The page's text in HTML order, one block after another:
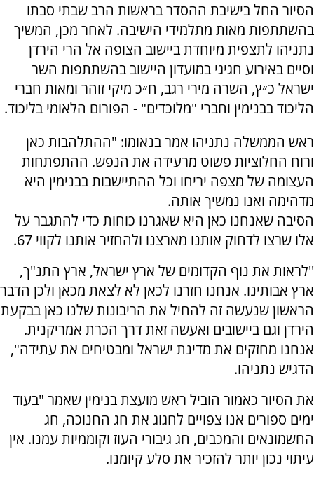
הסיור החל בישיבת ההסדר בראשות הרב שבתי סבתו
בהשתתפות מאות מתלמידי הישיבה. לאחר מכן, המשיך
נתניהו לתצפית מיוחדת ביישוב הצופה אל הרי הירדן
וסיים באירוע חגיגי במועדון היישוב בהשתתפות השר
ישראל כ״ץ, השרה מירי רגב, ח״כ מיקי זוהר ומאות חברי
הליכוד בבנימין וחברי "מלוכדים" - הפורום הלאומי בליכוד.
ראש הממשלה נתניהו אמר בנאומו: "ההתלהבות כאן
ורוח החלוציות פשוט מרעידה את הנפש. ההתפתחות
העצומה של מצפה יריחו וכל ההתיישבות בבנימין היא
מדהימה ואנו נמשיך אותה.
הסיבה שאנחנו כאן היא שאגרנו כוחות כדי להתגבר על
אלו שרצו לדחוק אותנו מארצנו ולהחזיר אותנו לקווי 67.
''לראות את נוף הקדומים של ארץ ישראל, ארץ התנ"ך,
ארץ אבותינו. אנחנו חזרנו לכאן לא לצאת מכאן ולכן הדבר
הראשון שנעשה זה להחיל את הריבונות שלנו כאן בבקעת
הירדן וגם ביישובים ואעשה זאת דרך הכרת אמריקנית.
אנחנו מחזקים את מדינת ישראל ומבטיחים את עתידה",
הדגיש נתניהו.
את הסיור כאמור הוביל ראש מועצת בנימין שאמר "בעוד
ימים ספורים אנו צפויים לחגוג את חג החנוכה, חג
החשמונאים והמכבים, חג גיבורי העוז וקוממיות עמנו. אין
עיתוי נכון יותר להזכיר את סלע קיומנו.